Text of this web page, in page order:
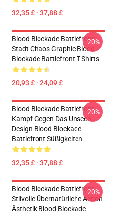
32,35 £ - 37,88 £
Blood Blockade Battlefront
Stadt Chaos Graphic Blood
Blockade Battlefront T-Shirts
20,93 £ - 24,09 £
-20%
Blood Blockade Battlefront
Kampf Gegen Das Unseen
Design Blood Blockade
Battlefront Süßigkeiten
32,35 £ - 37,88 £
-20%
Blood Blockade Battlefront
Stilvolle Übernatürliche Action
Ästhetik Blood Blockade
-20%